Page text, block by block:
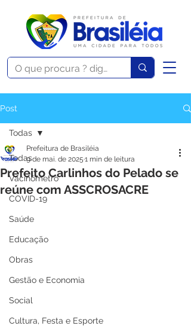
Post
Todas
Vacinômetro
COVID-19
Saúde
Educação
Obras
Gestão e Economia
Social
Cultura, Festa e Esporte
Todas
Prefeito Carlinhos do Pelado se
reúne com ASSCROSACRE
Prefeitura de Brasiléia
9 de mai. de 2025 1 min de leitura